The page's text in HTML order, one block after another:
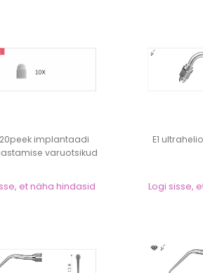
implantaadi
varuotsikud
et näha hindasid
E1
Logi sisse,